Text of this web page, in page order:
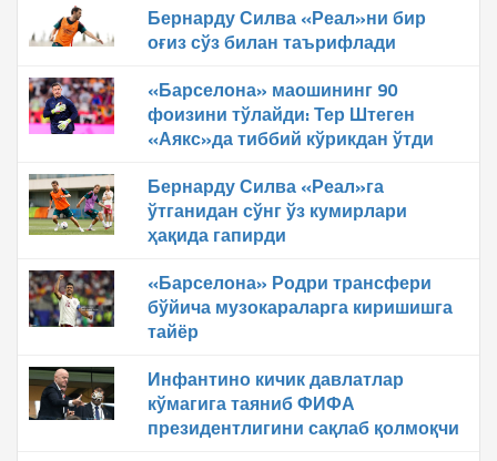
Бернарду Силва «Реал»ни бир
оғиз сўз билан таърифлади
«Барселона» маошининг 90
фоизини тўлайди: Тер Штеген
«Аякс»да тиббий кўрикдан ўтди
Бернарду Силва «Реал»га
ўтганидан сўнг ўз кумирлари
ҳақида гапирди
«Барселона» Родри трансфери
бўйича музокараларга киришишга
тайёр
Инфантино кичик давлатлар
кўмагига таяниб ФИФА
президентлигини сақлаб қолмоқчи